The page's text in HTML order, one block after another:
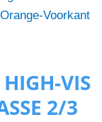
VIS
2/3